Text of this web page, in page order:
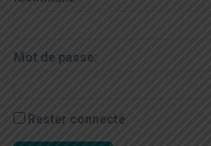
Mot de passe:
Rester connecté